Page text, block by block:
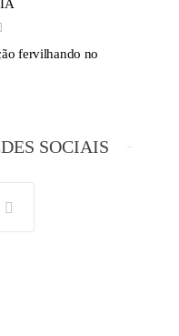
fervilhando no
SOCIAIS